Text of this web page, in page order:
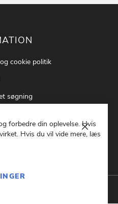
cookie politik
søgning
Luk
forbedre din oplevelse. Hvis
Hvis du vil vide mere, læs